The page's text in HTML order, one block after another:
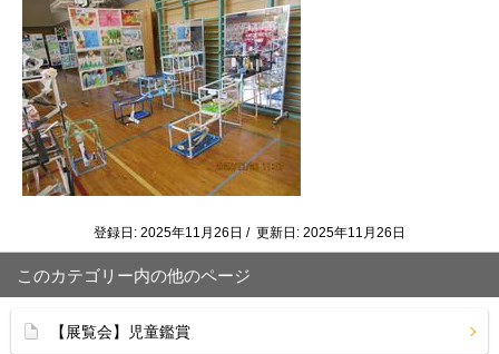
登録日: 2025年11月26日 / 更新日: 2025年11月26日
このカテゴリー内の他のページ
【展覧会】児童鑑賞